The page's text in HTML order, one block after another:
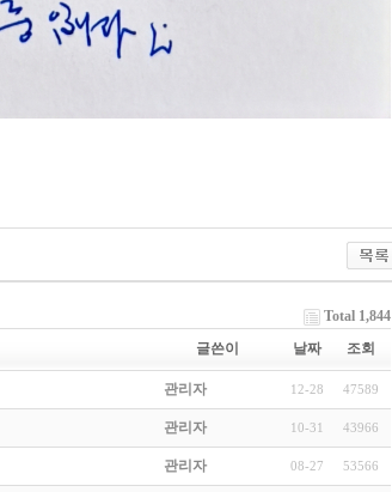
Total 1,844
글쓴이 날짜 조회
관리자 12-28 47589
관리자 10-31 43966
관리자 08-27 53566